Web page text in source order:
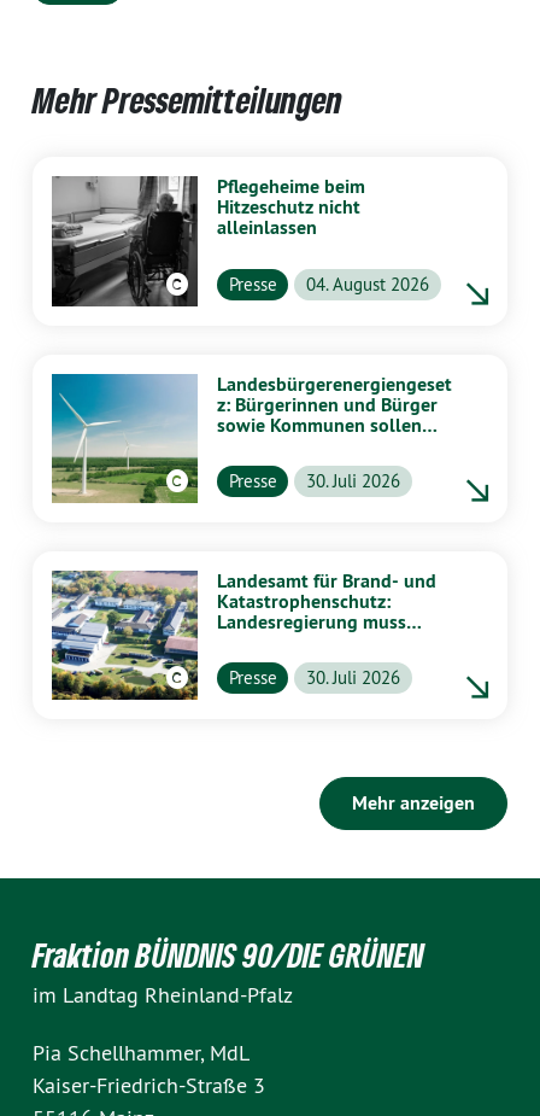
Mehr Pressemitteilungen
Pflegeheime beim
Hitzeschutz nicht
alleinlassen
Presse 04. August 2026
Landesbürgerenergiengeset
z: Bürgerinnen und Bürger
sowie Kommunen sollen
profitieren
Presse 30. Juli 2026
Landesamt für Brand- und
Katastrophenschutz:
Landesregierung muss
Presse 30. Juli 2026
Mehr anzeigen
Fraktion BÜNDNIS 90/DIE GRÜNEN
im Landtag Rheinland-Pfalz
Pia Schellhammer, MdL
Kaiser-Friedrich-Straße 3